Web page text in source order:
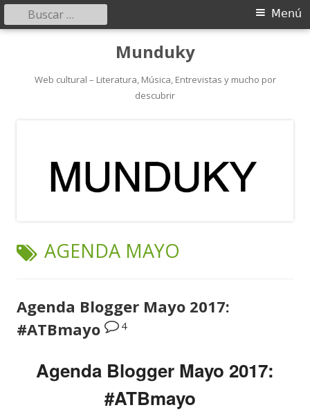
contenido
Munduky
Web cultural – Literatura, Música, Entrevistas y mucho por
descubrir
Menú
Menú
Buscar:
ETIQUETA:
AGENDA MAYO
Agenda Blogger Mayo 2017:
#ATBmayo
4
Agenda Blogger Mayo 2017:
#ATBmayo